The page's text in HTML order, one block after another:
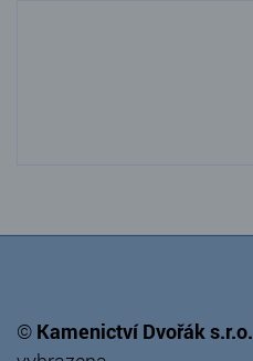
© Kamenictví Dvořák s.r.o.